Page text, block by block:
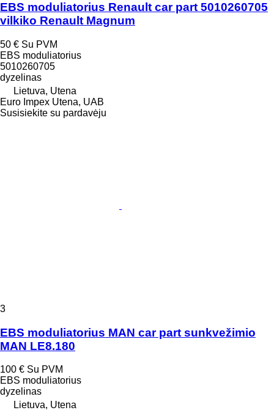
EBS moduliatorius Renault car part 5010260705
vilkiko Renault Magnum
50 € Su PVM
EBS moduliatorius
5010260705
dyzelinas
Lietuva, Utena
Euro Impex Utena, UAB
Susisiekite su pardavėju
3
EBS moduliatorius MAN car part sunkvežimio
MAN LE8.180
100 € Su PVM
EBS moduliatorius
dyzelinas
Lietuva, Utena